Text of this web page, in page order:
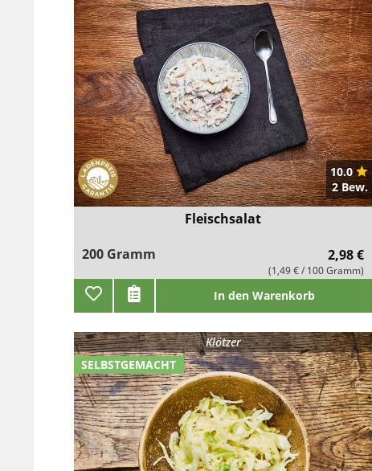
10.0
2 Bew.
Fleischsalat
200 Gramm
2,98 €
(1,49 € / 100 Gramm)
In den Warenkorb
SELBSTGEMACHT
Klötzer